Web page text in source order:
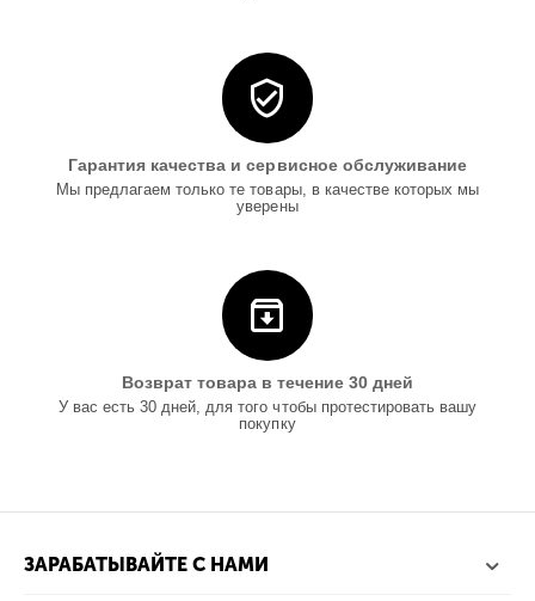
Гарантия качества и сервисное обслуживание
Мы предлагаем только те товары, в качестве которых мы
уверены
Возврат товара в течение 30 дней
У вас есть 30 дней, для того чтобы протестировать вашу
покупку
ЗАРАБАТЫВАЙТЕ С НАМИ